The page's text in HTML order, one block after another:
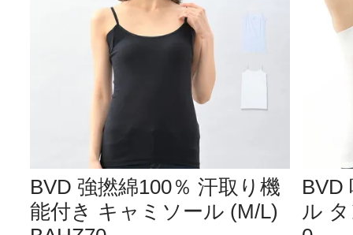
BVD 強撚綿100％ 汗取り機
能付き キャミソール (M/L)
BVD
ル